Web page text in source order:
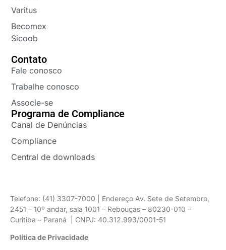
Varitus
Becomex
Sicoob
Contato
Fale conosco
Trabalhe conosco
Associe-se
Programa de Compliance
Canal de Denúncias
Compliance
Central de downloads
Telefone: (41) 3307-7000 | Endereço Av. Sete de Setembro,
2451 – 10º andar, sala 1001 – Rebouças – 80230-010 –
Curitiba – Paraná | CNPJ: 40.312.993/0001-51
Política de Privacidade